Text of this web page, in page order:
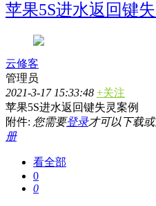
苹果5S进水返回键
云修客
管理员
2021-3-17 15:33:48 +关注
苹果5S进水返回键失灵案例
附件: 您需要登录才可以下载
册
看全部
0
0